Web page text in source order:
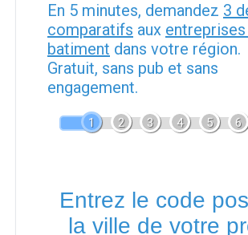
En 5 minutes, demandez 3
comparatifs aux entreprises
batiment dans votre région.
Gratuit, sans pub et sans
engagement.
1 2 3 4 5 6
Entrez le code
la ville de votre